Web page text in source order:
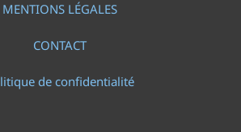
MENTIONS LÉGALES
CONTACT
de confidentialité